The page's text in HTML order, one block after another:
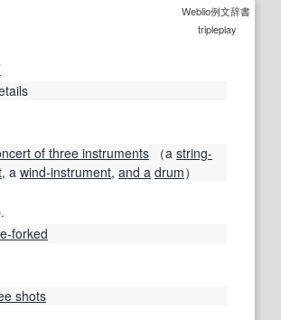
Weblio例文辞書
tripleplay
of three instruments （a string-
, a wind-instrument, and a drum）
shots